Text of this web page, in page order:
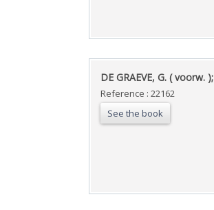
‎DE GRAEVE, G. ( voorw. );‎
Reference : 22162
See the book